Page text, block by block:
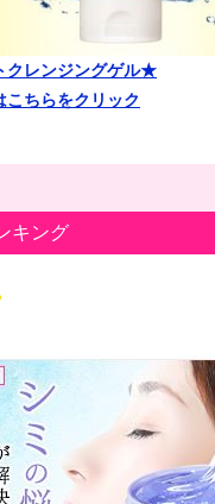
クレンジングゲル★
こちらをクリック
キング